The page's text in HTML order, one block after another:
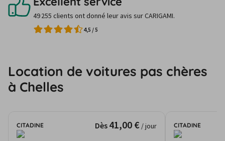
49 255 clients ont donné leur avis sur CARIGAMI.
4,5 /5
Location de voitures pas chères
à Chelles
CITADINE Dès 41,00 € / jour CITADINE